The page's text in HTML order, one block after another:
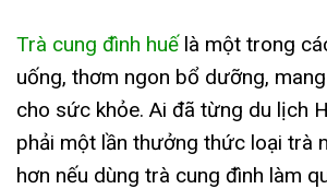
Trà cung đình huếlà một trong
uống, thơm ngon bổ dưỡng,
cho sức khỏe. Ai đã từng du lịch
phải một lần thưởng thức loại trà
hơn nếu dùng trà cung đình làm